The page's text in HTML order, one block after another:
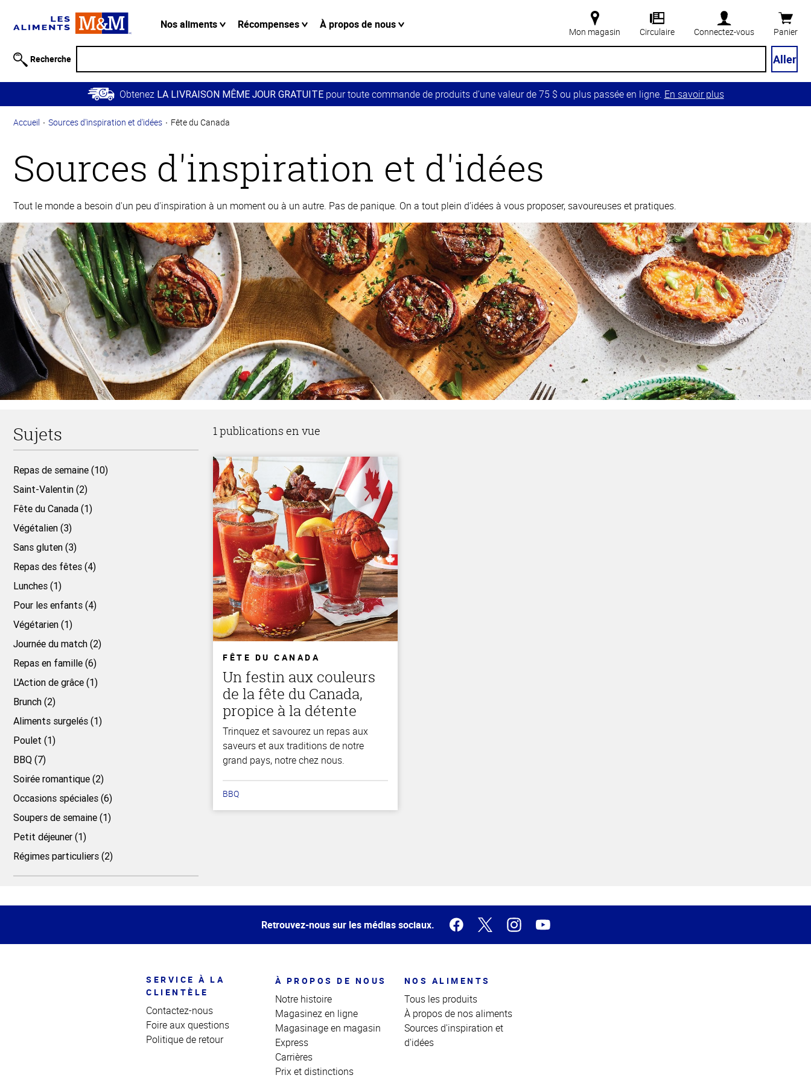
relative à
Passer
contenu
Retour à
Nos aliments Récompenses À propos de nous
Mon magasin Circulaire Connectez-vous Panier
Recherche Aller
Obtenez LA LIVRAISON MÊME JOUR GRATUITEpour toute commande de produits d’une valeur de 75 $ ou plus passée en ligne. En savoir plus
Accueil Sources d'inspiration et d'idées Fête du Canada
Sources d'inspiration et d'idées
Tout le monde a besoin d'un peu d'inspiration à un moment ou à un autre. Pas de panique. On a tout plein d’idées à vous proposer, savoureuses et pratiques.
1 publications en vue
FÊTE DU CANADA
Un festin aux couleurs
de la fête du Canada,
propice à la détente
Trinquez et savourez un repas aux
saveurs et aux traditions de notre
grand pays, notre chez nous.
BBQ
Sujets
Repas de semaine (10)
Saint-Valentin (2)
Fête du Canada (1)
Végétalien (3)
Sans gluten (3)
Repas des fêtes (4)
Lunches (1)
Pour les enfants (4)
Végétarien (1)
Journée du match (2)
Repas en famille (6)
L'Action de grâce (1)
Brunch (2)
Aliments surgelés (1)
Poulet (1)
BBQ (7)
Soirée romantique (2)
Occasions spéciales (6)
Soupers de semaine (1)
Petit déjeuner (1)
Régimes particuliers (2)
de la
Retrouvez-nous sur les médias sociaux.
SERVICE À LA
CLIENTÈLE
Contactez-nous
Foire aux questions
Politique de retour
À PROPOS DE NOUS
Notre histoire
Magasinez en ligne
Magasinage en magasin
Express
Carrières
Prix et distinctions
NOS ALIMENTS
Tous les produits
À propos de nos aliments
Sources d'inspiration et
d'idées